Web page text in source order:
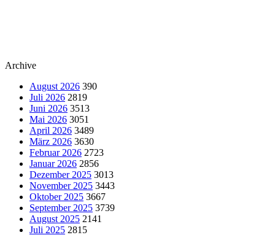
Archive
August 2026 390
Juli 2026 2819
Juni 2026 3513
Mai 2026 3051
April 2026 3489
März 2026 3630
Februar 2026 2723
Januar 2026 2856
Dezember 2025 3013
November 2025 3443
Oktober 2025 3667
September 2025 3739
August 2025 2141
Juli 2025 2815